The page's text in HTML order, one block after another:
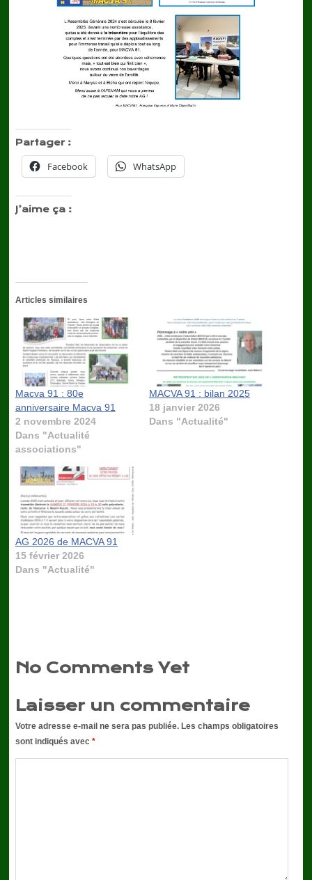
Partager :
Facebook WhatsApp
J’aime ça :
Articles similaires
Macva 91 : 80e
anniversaire Macva 91
2 novembre 2024
Dans "Actualité
associations"
MACVA 91 : bilan 2025
18 janvier 2026
Dans "Actualité"
AG 2026 de MACVA 91
15 février 2026
Dans "Actualité"
No Comments Yet
Laisser un commentaire
Votre adresse e-mail ne sera pas publiée. Les champs obligatoires
sont indiqués avec *